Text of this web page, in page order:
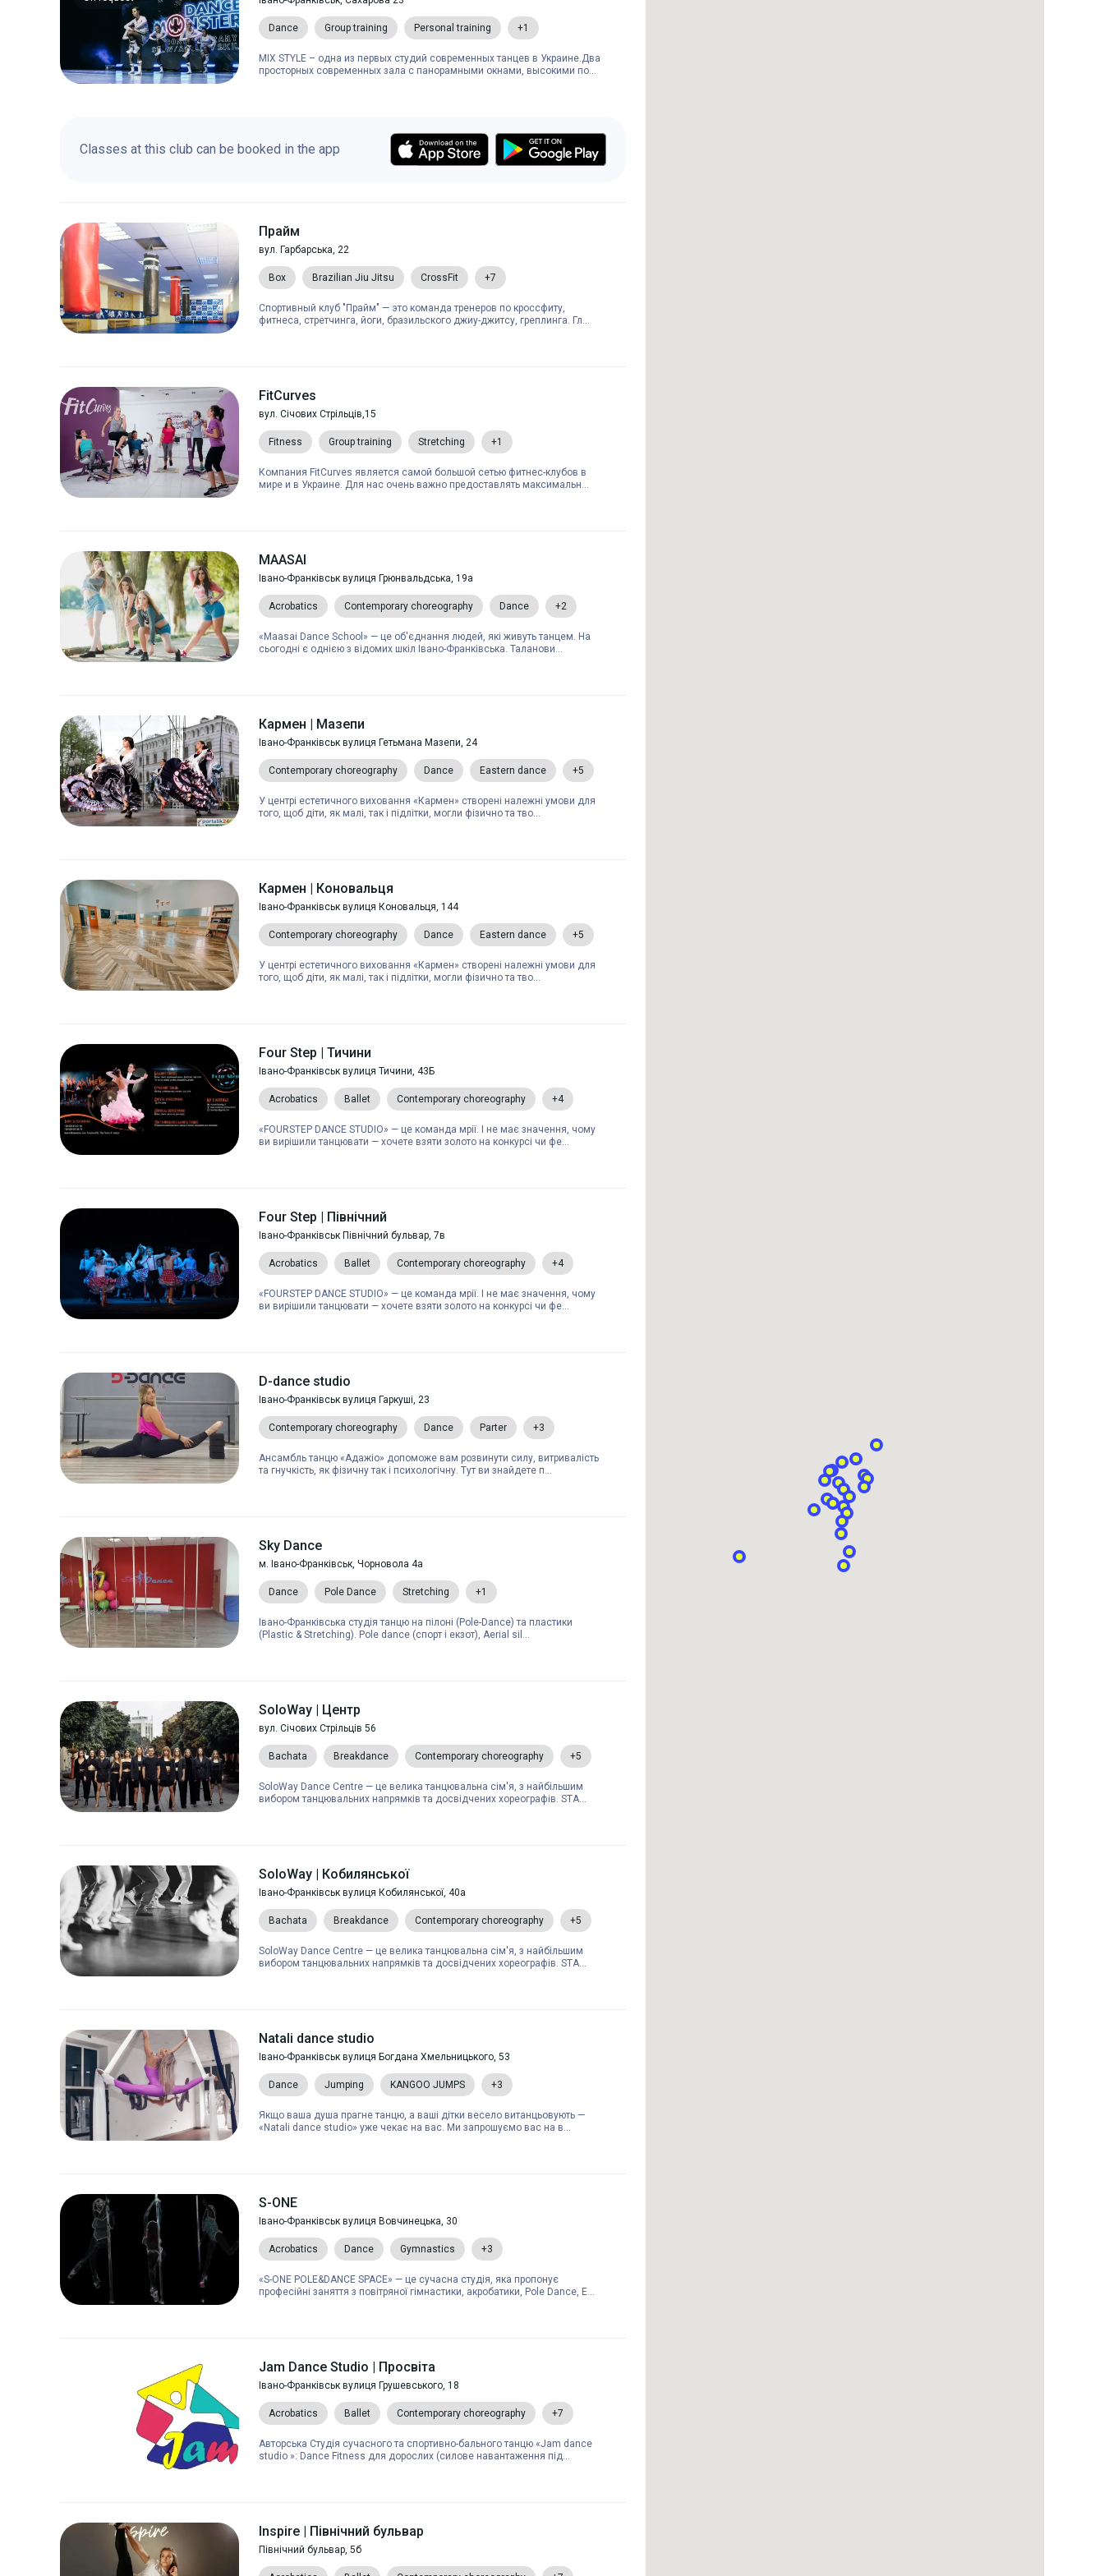
Dance Group training Personal training +1
MIX STYLE – одна из первых студий современных танцев в Украине.Два
просторных современных зала с панорамными окнами, высокими по...
Classes at this club can be booked in the app
Прайм
вул. Гарбарська, 22
Box Brazilian Jiu Jitsu CrossFit +7
Спортивный клуб "Прайм" — это команда тренеров по кроссфиту,
фитнеса, стретчинга, йоги, бразильского джиу-джитсу, греплинга. Гл...
FitCurves
вул. Січових Стрільців,15
Fitness Group training Stretching +1
Компания FitCurves является самой большой сетью фитнес-клубов в
мире и в Украине. Для нас очень важно предоставлять максимальн...
MAASAI
Івано-Франківськ вулиця Грюнвальдська, 19а
Acrobatics Contemporary choreography Dance +2
«Maasai Dance School» — це об'єднання людей, які живуть танцем. На
сьогодні є однією з відомих шкіл Івано-Франківська. Таланови...
Кармен | Мазепи
Івано-Франківськ вулиця Гетьмана Мазепи, 24
Contemporary choreography Dance Eastern dance +5
У центрі естетичного виховання «Кармен» створені належні умови для
того, щоб діти, як малі, так і підлітки, могли фізично та тво...
Кармен | Коновальця
Івано-Франківськ вулиця Коновальця, 144
Contemporary choreography Dance Eastern dance +5
У центрі естетичного виховання «Кармен» створені належні умови для
того, щоб діти, як малі, так і підлітки, могли фізично та тво...
Four Step | Тичини
Івано-Франківськ вулиця Тичини, 43Б
Acrobatics Ballet Contemporary choreography +4
«FOURSTEP DANCE STUDIO» — це команда мрії. І не має значення, чому
ви вирішили танцювати — хочете взяти золото на конкурсі чи фе...
Four Step | Північний
Івано-Франківськ Північний бульвар, 7в
Acrobatics Ballet Contemporary choreography +4
«FOURSTEP DANCE STUDIO» — це команда мрії. І не має значення, чому
ви вирішили танцювати — хочете взяти золото на конкурсі чи фе...
D-dance studio
Івано-Франківськ вулиця Гаркуші, 23
Contemporary choreography Dance Parter +3
Ансамбль танцю «Адажіо» допоможе вам розвинути силу, витривалість
та гнучкість, як фізичну так і психологічну. Тут ви знайдете п...
Sky Dance
м. Івано-Франківськ, Чорновола 4а
Dance Pole Dance Stretching +1
Івано-Франківська студія танцю на пілоні (Pole-Dance) та пластики
(Plastic & Stretching). Pole dance (спорт і eкзот), Aerial sil...
SoloWay | Центр
вул. Січових Стрільців 56
Bachata Breakdance Contemporary choreography +5
SoloWay Dance Centre — це велика танцювальна сім'я, з найбільшим
вибором танцювальних напрямків та досвідчених хореографів. STA...
SoloWay | Кобилянської
Івано-Франківськ вулиця Кобилянської, 40а
Bachata Breakdance Contemporary choreography +5
SoloWay Dance Centre — це велика танцювальна сім'я, з найбільшим
вибором танцювальних напрямків та досвідчених хореографів. STA...
Natali dance studio
Івано-Франківськ вулиця Богдана Хмельницького, 53
Dance Jumping KANGOO JUMPS +3
Якщо ваша душа прагне танцю, а ваші дітки весело витанцьовують —
«Natali dance studio» уже чекає на вас. Ми запрошуємо вас на в...
S-ONE
Івано-Франківськ вулиця Вовчинецька, 30
Acrobatics Dance Gymnastics +3
«S-ONE POLE&DANCE SPACE» — це сучасна студія, яка пропонує
професійні заняття з повітряної гімнастики, акробатики, Pole Dance, E...
Jam Dance Studio | Просвіта
Івано-Франківськ вулиця Грушевського, 18
Acrobatics Ballet Contemporary choreography +7
Авторська Студія сучасного та спортивно-бального танцю «Jam dance
studio »: Dance Fitness для дорослих (силове навантаження під...
Inspire | Північний бульвар
Північний бульвар, 5б